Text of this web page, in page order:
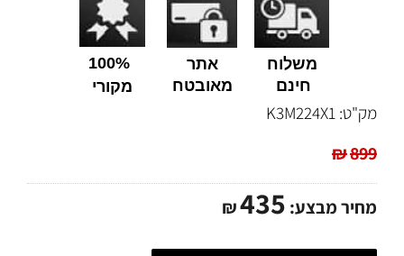
משלוח
חינם
אתר
מאובטח
100%
מקורי
מק"ט: K3M224X1
₪899
מחיר מבצע: ₪435